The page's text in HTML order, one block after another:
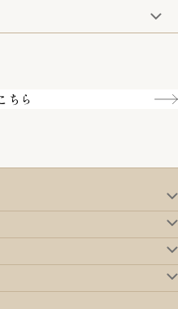
なります。
ちら